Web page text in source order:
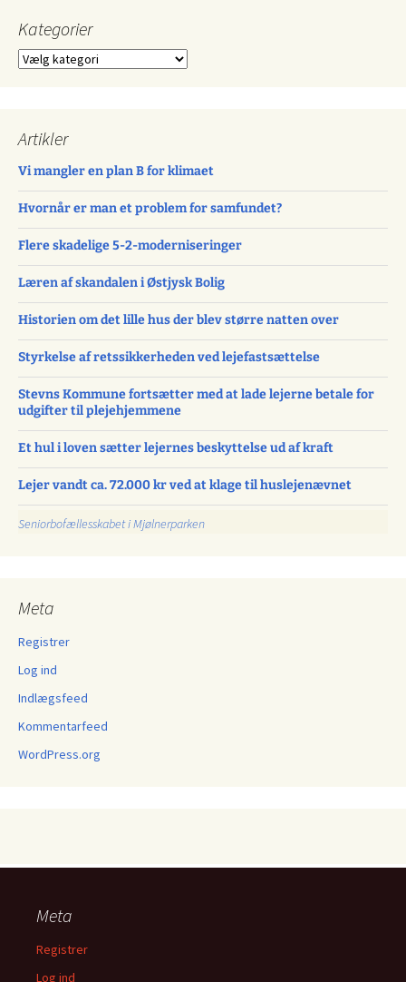
Kategorier
Kategorier
Artikler
Vi mangler en plan B for klimaet
Hvornår er man et problem for samfundet?
Flere skadelige 5-2-moderniseringer
Læren af skandalen i Østjysk Bolig
Historien om det lille hus der blev større natten over
Styrkelse af retssikkerheden ved lejefastsættelse
Stevns Kommune fortsætter med at lade lejerne betale for
udgifter til plejehjemmene
Et hul i loven sætter lejernes beskyttelse ud af kraft
Lejer vandt ca. 72.000 kr ved at klage til huslejenævnet
Seniorbofællesskabet i Mjølnerparken
Meta
Registrer
Log ind
Indlægsfeed
Kommentarfeed
WordPress.org
Meta
Registrer
Log ind